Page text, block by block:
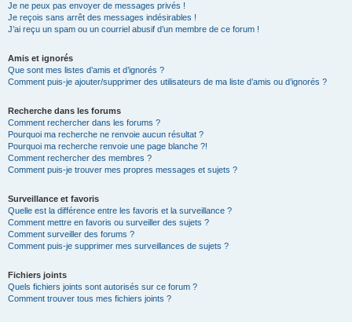
Je ne peux pas envoyer de messages privés !
Je reçois sans arrêt des messages indésirables !
J’ai reçu un spam ou un courriel abusif d’un membre de ce forum !
Amis et ignorés
Que sont mes listes d’amis et d’ignorés ?
Comment puis-je ajouter/supprimer des utilisateurs de ma liste d’amis ou d’ignorés ?
Recherche dans les forums
Comment rechercher dans les forums ?
Pourquoi ma recherche ne renvoie aucun résultat ?
Pourquoi ma recherche renvoie une page blanche ?!
Comment rechercher des membres ?
Comment puis-je trouver mes propres messages et sujets ?
Surveillance et favoris
Quelle est la différence entre les favoris et la surveillance ?
Comment mettre en favoris ou surveiller des sujets ?
Comment surveiller des forums ?
Comment puis-je supprimer mes surveillances de sujets ?
Fichiers joints
Quels fichiers joints sont autorisés sur ce forum ?
Comment trouver tous mes fichiers joints ?